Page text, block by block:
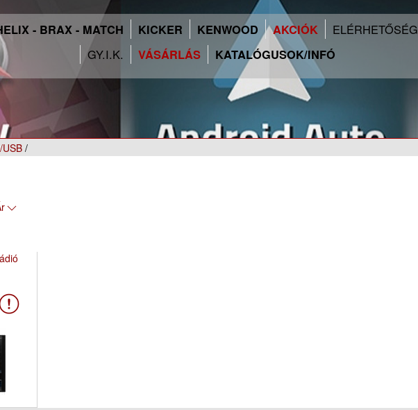
- BRAX - MATCH KICKER KENWOOD AKCIÓK ELÉRHETŐSÉG
GY.I.K. VÁSÁRLÁS KATALÓGUSOK/INFÓ
USB/